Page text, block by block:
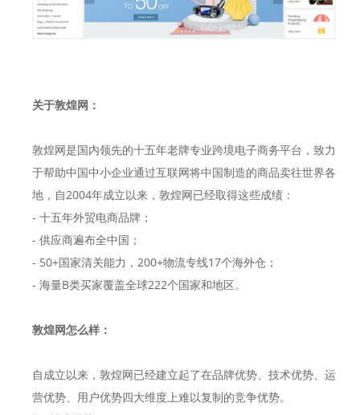
关于敦煌网：
敦煌网是国内领先的十五年老牌专业跨境电子商务平台，致力
于帮助中国中小企业通过互联网将中国制造的商品卖往世界各
地，自2004年成立以来，敦煌网已经取得这些成绩：
- 十五年外贸电商品牌；
- 供应商遍布全中国；
- 50+国家清关能力，200+物流专线17个海外仓；
- 海量B类买家覆盖全球222个国家和地区。
敦煌网怎么样：
自成立以来，敦煌网已经建立起了在品牌优势、技术优势、运
营优势、用户优势四大维度上难以复制的竞争优势。